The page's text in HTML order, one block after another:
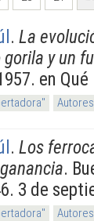
. La
y un
en
. Los
.
3 de